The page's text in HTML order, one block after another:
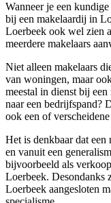
Wanneer je een
bij een makelaardij in
Loerbeek ook wel zien
meerdere makelaars
Niet alleen makelaars
van woningen, maar
meestal in dienst bij
naar een bedrijfspand?
ook een of
Het is denkbaar dat een
en vanuit een
bijvoorbeeld als
Loerbeek. Desondanks
Loerbeek aangesloten